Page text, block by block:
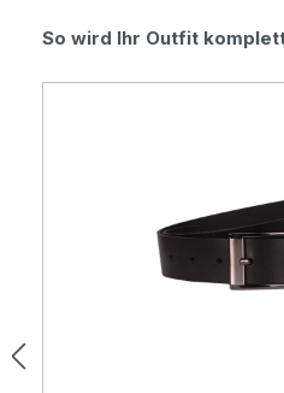
Produktgalerie
So wird Ihr Outfit